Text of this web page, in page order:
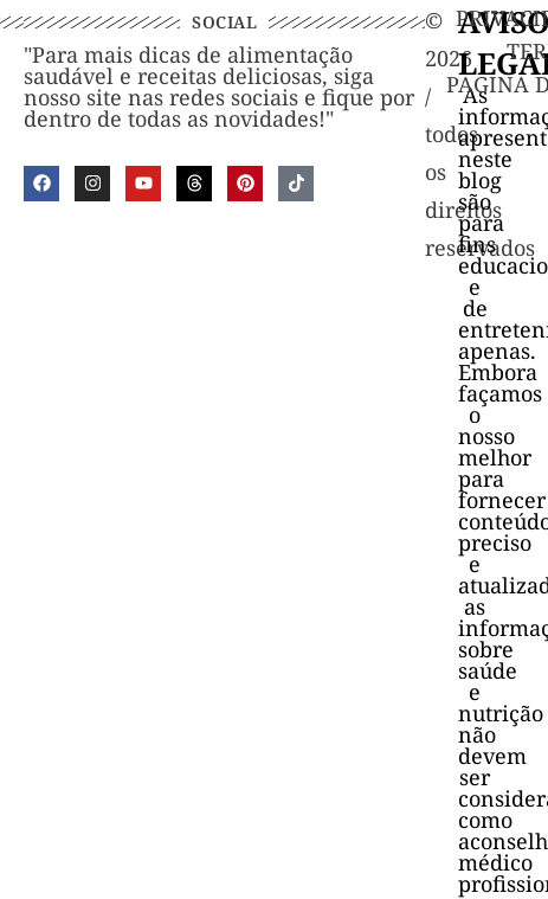
SOCIAL
"Para mais dicas de alimentação
saudável e receitas deliciosas, siga
nosso site nas redes sociais e fique por
dentro de todas as novidades!"
©️
2026
/
todos
os
direitos
reservados
PAGINA
As
neste
blog
são
para
fins
e
de
apenas.
Embora
façamos
o
nosso
melhor
para
fornecer
preciso
e
as
sobre
saúde
e
nutrição
não
devem
ser
como
médico